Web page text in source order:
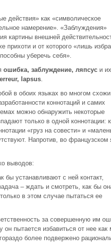
действия» как «символическое
намерение». «Заблуждения»
картины внешней
прихоти и от которого «лишь
уберечь себя».
ошибка, заблуждение, ляпсус и их
lapsus.
в обоих языках во многом
коннотаций и самих
можно обнаружить некоторые
только в одной коннотации:
«груз на совести» и
Напротив, во французском
выводов:
бы устанавливают с ней контакт,
– ждать и смотреть, как бы
в этом случае пытаться ее
за совершенную им
он пытается избавиться от нее
более подвержено